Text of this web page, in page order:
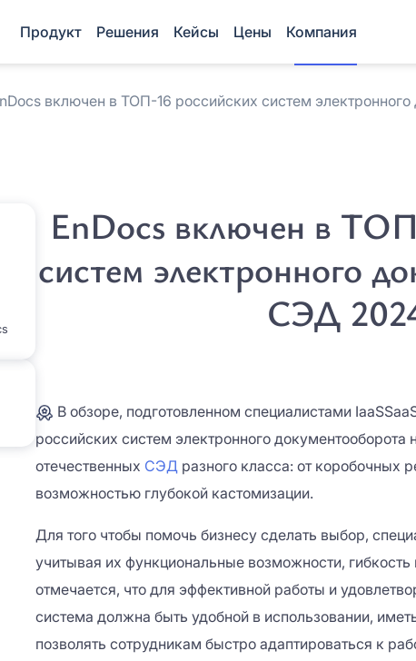
Продукт Решения Кейсы Цены Компания
включен в ТОП-16 российских систем
EnDocs включен в
систем электронного
СЭД
В обзоре, подготовленном специалистами
российских систем электронного
отечественных СЭДразного класса: от коробочных
возможностью глубокой кастомизации.
Для того чтобы помочь бизнесу сделать выбор,
учитывая их функциональные возможности,
отмечается, что для эффективной работы и
система должна быть удобной в использовании,
позволять сотрудникам быстро адаптироваться к
Причина интереса *
Отправить
Нажимая на кнопку «Оставить
соглашаетесь сполитикой
Причина
Причина
Пароль *
Оцените
Название
Причина
Причина
Телефон *